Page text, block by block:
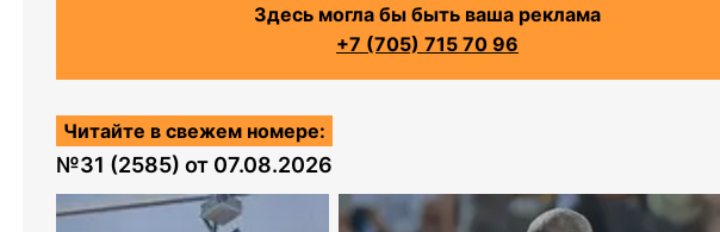
Здесь могла бы быть ваша реклама
+7 (705) 715 70 96
Читайте в свежем номере:
№31 (2585) от 07.08.2026